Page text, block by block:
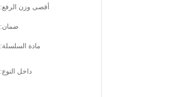
أقصى وزن الرفع:
ضمان:
مادة السلسلة:
داخل النوع: